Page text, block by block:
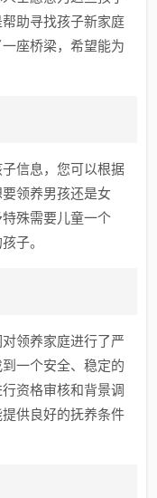
助寻找孩子新家庭
座桥梁，希望能为
信息，您可以根据
领养男孩还是女
殊需要儿童一个
子。
领养家庭进行了严
一个安全、稳定的
资格审核和背景调
供良好的抚养条件